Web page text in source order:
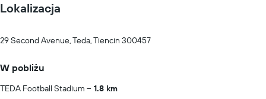
Lokalizacja
29 Second Avenue, Teda, Tiencin 300457
W pobliżu
TEDA Football Stadium
1.8 km